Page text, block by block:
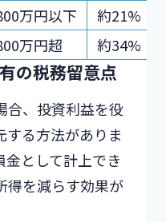
万円以下
約21%
万円超 約34%
の税務留意点
合、投資利益を役
する方法がありま
金として計上でき
得を減らす効果が